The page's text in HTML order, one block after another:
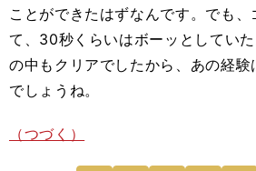
ことができたはずなんです。でも
て、30秒くらいはボーッとしてい
の中もクリアでしたから、あの経験
でしょうね。
（つづく）